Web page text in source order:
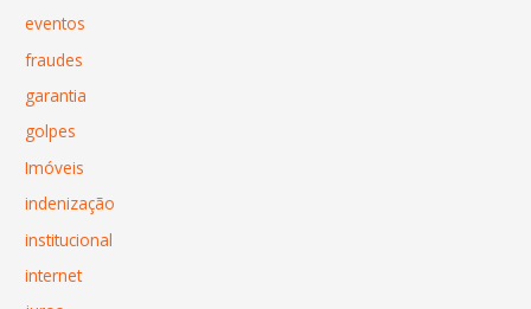
eventos
fraudes
garantia
golpes
Imóveis
indenização
institucional
internet